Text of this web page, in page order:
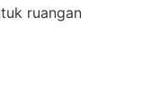
ruangan